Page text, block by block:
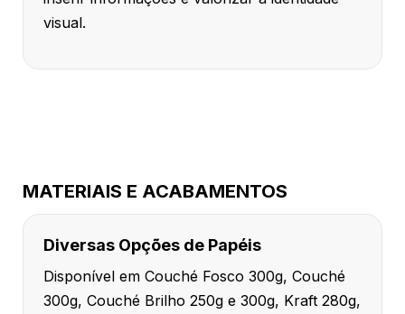
visual.
MATERIAIS E ACABAMENTOS
Diversas Opções de Papéis
Disponível em Couché Fosco 300g, Couché
300g, Couché Brilho 250g e 300g, Kraft 280g,